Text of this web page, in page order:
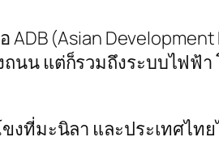
ADB (Asian
น แต่ก็รวมถึงระบบไฟฟ้า
งที่มะนิลา และประเทศไท